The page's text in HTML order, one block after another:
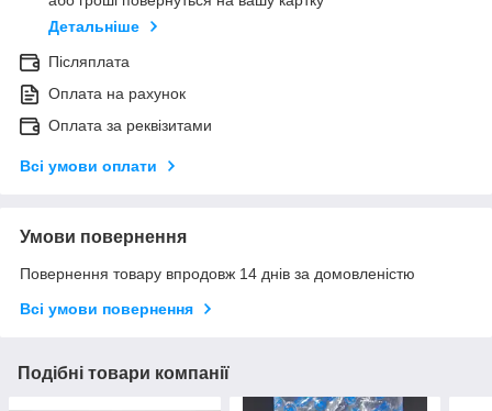
Детальніше
Післяплата
Оплата на рахунок
Оплата за реквізитами
Всі умови оплати
Умови повернення
Повернення товару впродовж 14 днів за домовленістю
Всі умови повернення
Подібні товари компанії